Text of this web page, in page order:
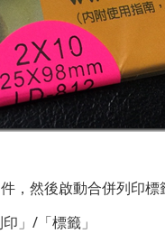
，然後啟動合併列印標
」/「標籤」